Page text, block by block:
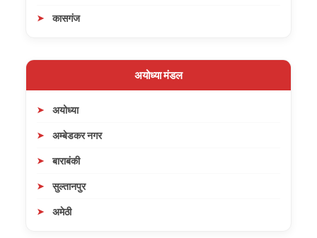
कासगंज
अयोध्या मंडल
अयोध्या
अम्बेडकर नगर
बाराबंकी
सुल्तानपुर
अमेठी